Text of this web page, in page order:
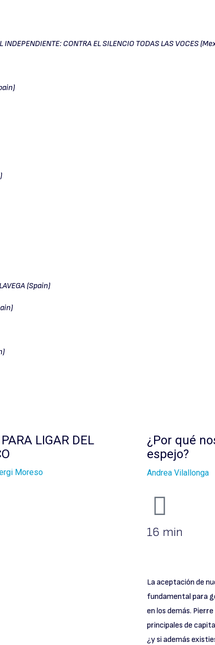
CONTRA EL SILENCIO TODAS LAS VOCES
(Spain)
LIGAR DEL
Moreso
¿Por qué
espejo?
Andrea Vilallonga
16 min
La aceptación de
fundamental para
en los demás.
principales de
¿y si además